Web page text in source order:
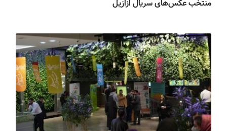
منتخب عکس‌های سریال ازازیل